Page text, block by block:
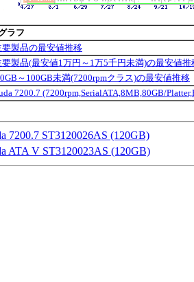
ラフ
要製品の最安値推移
要製品(最安値1万円～1万5千円未満)の最安値推
～100GB未満(7200rpmクラス)の最安値推移
7200.7 (7200rpm,SerialATA,8MB,80GB/
7200.7 ST3120026AS (120GB)
ATA V ST3120023AS (120GB)